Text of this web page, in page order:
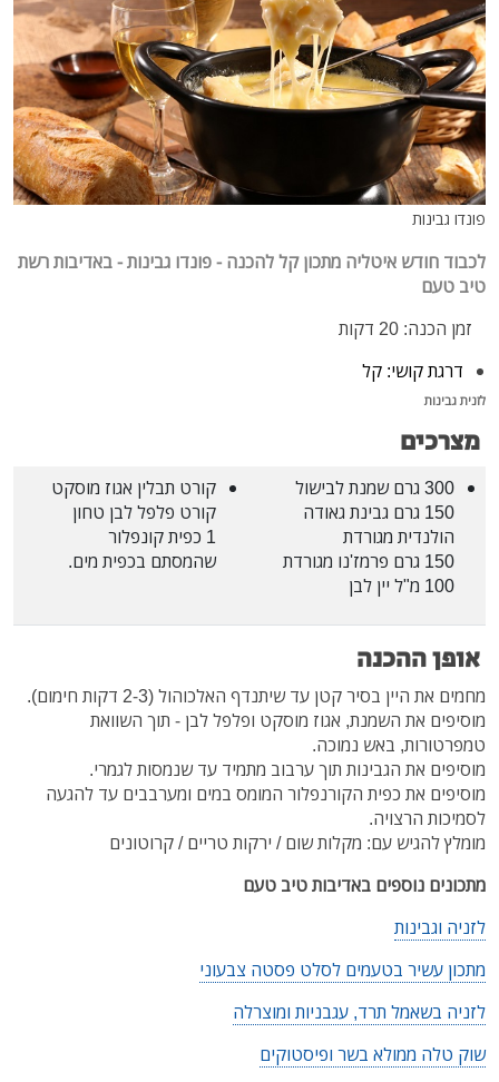
פונדו גבינות
לכבוד חודש איטליה מתכון קל להכנה - פונדו גבינות - באדיבות רשת
טיב טעם
זמן הכנה: 20 דקות
דרגת קושי: קל
לזנית גבינות
מצרכים
300 גרם שמנת לבישול
150 גרם גבינת גאודה
הולנדית מגורדת
150 גרם פרמז'נו מגורדת
100 מ"ל יין לבן
קורט תבלין אגוז מוסקט
קורט פלפל לבן טחון
1 כפית קונפלור
שהמסתם בכפית מים.
אופן ההכנה
מחמים את היין בסיר קטן עד שיתנדף האלכוהול (2-3 דקות חימום).
מוסיפים את השמנת, אגוז מוסקט ופלפל לבן - תוך השוואת
טמפרטורות, באש נמוכה.
מוסיפים את הגבינות תוך ערבוב מתמיד עד שנמסות לגמרי.
מוסיפים את כפית הקורנפלור המומס במים ומערבבים עד להגעה
לסמיכות הרצויה.
מומלץ להגיש עם: מקלות שום / ירקות טריים / קרוטונים
מתכונים נוספים באדיבות טיב טעם
לזניה וגבינות
מתכון עשיר בטעמים לסלט פסטה צבעוני
לזניה בשאמל תרד, עגבניות ומוצרלה
שוק טלה ממולא בשר ופיסטוקים